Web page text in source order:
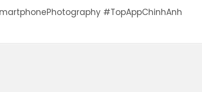
#TopAppChinhAnh